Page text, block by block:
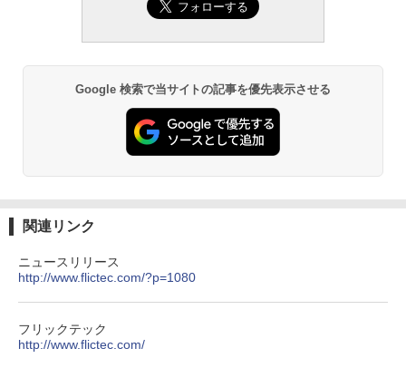
Google 検索で当サイトの記事を優先表示させる
関連リンク
ニュースリリース
http://www.flictec.com/?p=1080
フリックテック
http://www.flictec.com/